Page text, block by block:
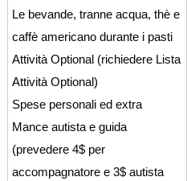
Le bevande, tranne acqua, thè e
caffè americano durante i pasti
Attività Optional (richiedere Lista
Attività Optional)
Spese personali ed extra
Mance autista e guida
(prevedere 4$ per
accompagnatore e 3$ autista